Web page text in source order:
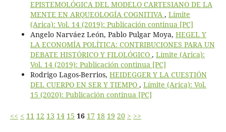
EPISTEMOLÓGICA DEL MODELO CARTESIANO DE LA
MENTE EN ARQUEOLOGÍA COGNITIVA , Límite
(Arica): Vol. 14 (2019): Publicación continua [PC]
Angelo Narváez León, Pablo Pulgar Moya, HEGEL Y
LA ECONOMÍA POLÍTICA: CONTRIBUCIONES PARA UN
DEBATE HISTÓRICO Y FILOLÓGICO , Límite (Arica):
Vol. 14 (2019): Publicación continua [PC]
Rodrigo Lagos-Berrios, HEIDEGGER Y LA CUESTIÓN
DEL CUERPO EN SER Y TIEMPO , Límite (Arica): Vol.
15 (2020): Publicación continua [PC]
<< < 11 12 13 14 15 16 17 18 19 20 > >>